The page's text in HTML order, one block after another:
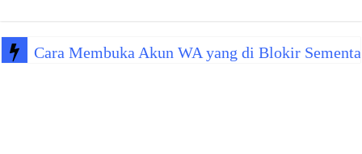
Cara Membuka Akun WA yang di Blokir